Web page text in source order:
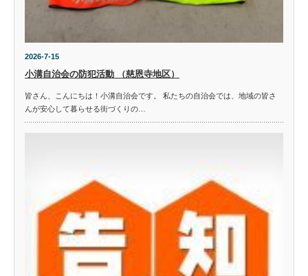
2026-7-15
小溝自治会の防犯活動 （慈恩寺地区）
皆さん、こんにちは！小溝自治会です。 私たちの自治会では、地域の皆さ
んが安心して暮らせる街づくりの…